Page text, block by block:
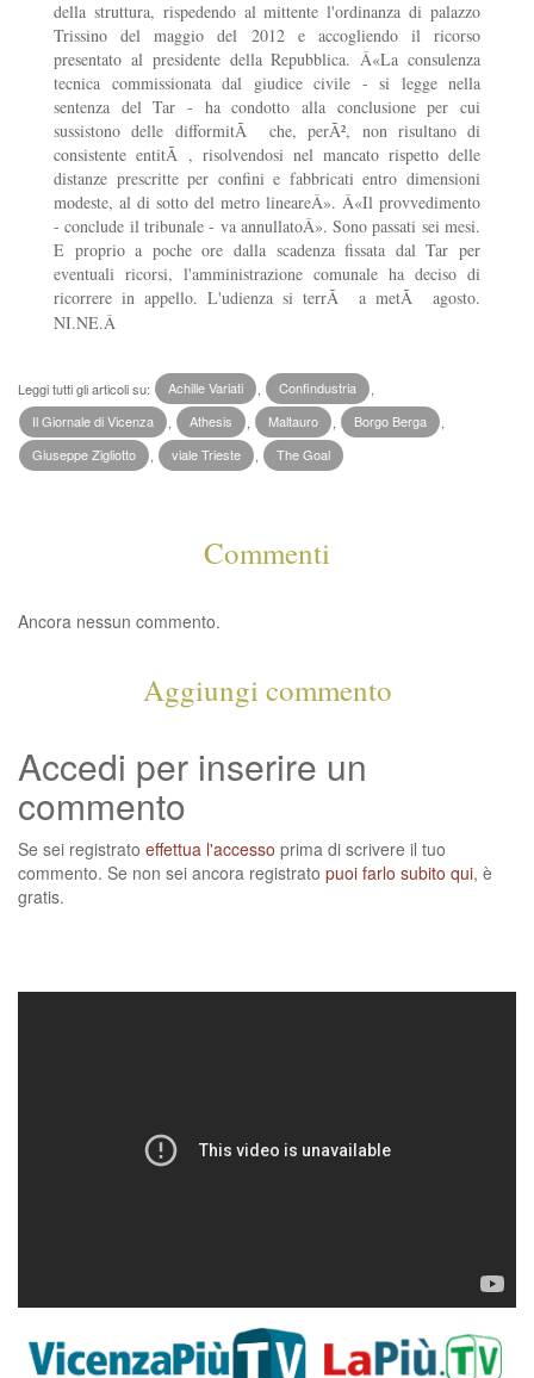
della struttura, rispedendo al mittente l'ordinanza di palazzo
Trissino del maggio del 2012 e accogliendo il ricorso
presentato al presidente della Repubblica. Â«La consulenza
tecnica commissionata dal giudice civile - si legge nella
sentenza del Tar - ha condotto alla conclusione per cui
sussistono delle difformitÃ che, perÃ², non risultano di
consistente entitÃ , risolvendosi nel mancato rispetto delle
distanze prescritte per confini e fabbricati entro dimensioni
modeste, al di sotto del metro lineareÂ». Â«Il provvedimento
- conclude il tribunale - va annullatoÂ». Sono passati sei mesi.
E proprio a poche ore dalla scadenza fissata dal Tar per
eventuali ricorsi, l'amministrazione comunale ha deciso di
ricorrere in appello. L'udienza si terrÃ a metÃ agosto.
NI.NE.Â
Leggi tutti gli articoli su: Achille Variati Confindustria
Il Giornale di Vicenza
Athesis Maltauro Borgo Berga
Giuseppe Zigliotto
viale Trieste The Goal
Commenti
Ancora nessun commento.
Aggiungi commento
Accedi per inserire un
commento
Se sei registrato effettua l'accesso prima di scrivere il tuo
commento. Se non sei ancora registrato puoi farlo subito qui, è
gratis.